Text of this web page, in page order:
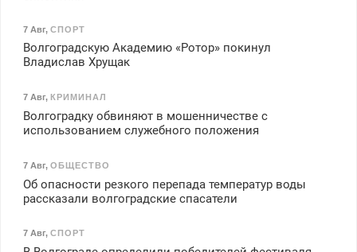
7 Авг, СПОРТ
Волгоградскую Академию «Ротор» покинул
Владислав Хрущак
7 Авг, КРИМИНАЛ
Волгоградку обвиняют в мошенничестве с
использованием служебного положения
7 Авг, ОБЩЕСТВО
Об опасности резкого перепада температур воды
рассказали волгоградские спасатели
7 Авг, СПОРТ